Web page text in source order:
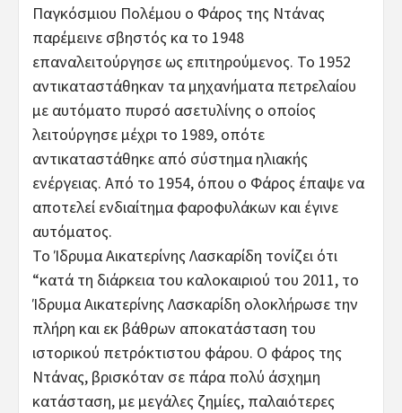
Παγκόσμιου Πολέμου ο Φάρος της Ντάνας
παρέμεινε σβηστός κα το 1948
επαναλειτούργησε ως επιτηρούμενος. Το 1952
αντικαταστάθηκαν τα μηχανήματα πετρελαίου
με αυτόματο πυρσό ασετυλίνης ο οποίος
λειτούργησε μέχρι το 1989, οπότε
αντικαταστάθηκε από σύστημα ηλιακής
ενέργειας. Από το 1954, όπου ο Φάρος έπαψε να
αποτελεί ενδιαίτημα φαροφυλάκων και έγινε
αυτόματος.
Το Ίδρυμα Αικατερίνης Λασκαρίδη τονίζει ότι
“κατά τη διάρκεια του καλοκαιριού του 2011, το
Ίδρυμα Αικατερίνης Λασκαρίδη ολοκλήρωσε την
πλήρη και εκ βάθρων αποκατάσταση του
ιστορικού πετρόκτιστου φάρου. Ο φάρος της
Ντάνας, βρισκόταν σε πάρα πολύ άσχημη
κατάσταση, με μεγάλες ζημίες, παλαιότερες